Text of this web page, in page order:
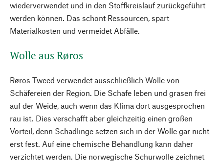
wiederverwendet und in den Stoffkreislauf zurückgeführt
werden können. Das schont Ressourcen, spart
Materialkosten und vermeidet Abfälle.
Wolle aus Røros
Røros Tweed verwendet ausschließlich Wolle von
Schäfereien der Region. Die Schafe leben und grasen frei
auf der Weide, auch wenn das Klima dort ausgesprochen
rau ist. Dies verschafft aber gleichzeitig einen großen
Vorteil, denn Schädlinge setzen sich in der Wolle gar nicht
erst fest. Auf eine chemische Behandlung kann daher
verzichtet werden. Die norwegische Schurwolle zeichnet